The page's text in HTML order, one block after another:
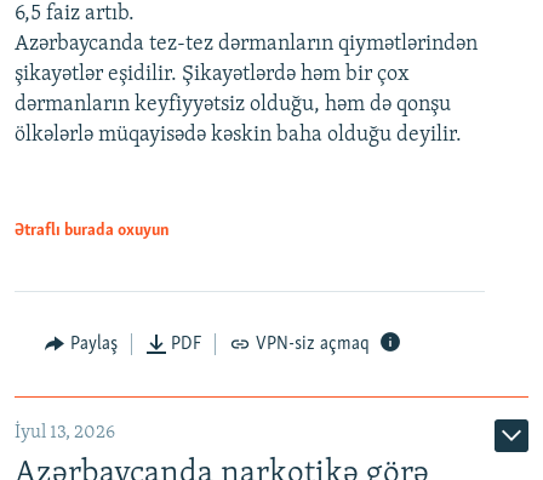
6,5 faiz artıb.
Azərbaycanda tez-tez dərmanların qiymətlərindən
şikayətlər eşidilir. Şikayətlərdə həm bir çox
dərmanların keyfiyyətsiz olduğu, həm də qonşu
ölkələrlə müqayisədə kəskin baha olduğu deyilir.
Ətraflı burada oxuyun
Paylaş PDF VPN-siz açmaq
İyul 13, 2026